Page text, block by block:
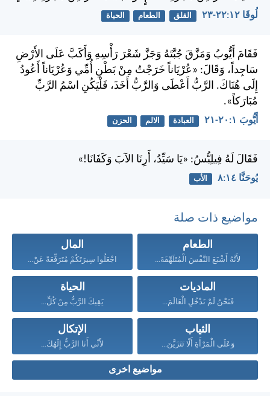
لُوقَا ١٢:‏٢٢-‏٢٣ القلق الطعام الحياة
فَقَامَ أَيُّوبُ وَمَزَّقَ جُبَّتَهُ وَجَزَّ شَعْرَ رَأْسِهِ وَأَكَبَّ عَلَى الأَرْضِ
سَاجِداً، وَقَالَ: «عُرْيَاناً خَرَجْتُ مِنْ بَطْنِ أُمِّي وَعُرْيَاناً أَعُودُ
إِلَى هُنَاكَ. الرَّبُّ أَعْطَى وَالرَّبُّ أَخَذَ، فَلْيَكُنِ اسْمُ الرَّبِّ
مُبَارَكاً».
أَيُّوبَ ١:‏٢٠-‏٢١ العبادة الالم الحزن
فَقَالَ لَهُ فِيلِبُّسُ: «يَا سَيِّدُ، أَرِنَا الآبَ وَكَفَانَا!»
يُوحَنَّا ١٤:‏٨ الأب
مواضيع ذات صلة
الطعام
لأَنَّهُ أَشْبَعَ النَّفْسَ الْمُتَلَهِّفَةَ...
المال
اجْعَلُوا سِيرَتَكُمْ مُتَرَفِّعَةً عَنْ...
الماديات
فَنَحْنُ لَمْ نَدْخُلِ الْعَالَمَ...
الحياة
يَقِيكَ الرَّبُّ مِنْ كُلِّ...
الثياب
وَعَلَى الْمَرْأَةِ أَلّا تَتَزَيَّنَ...
الإتكال
لأَنِّي أَنَا الرَّبُّ إِلَهُكَ...
مواضيع اخرى